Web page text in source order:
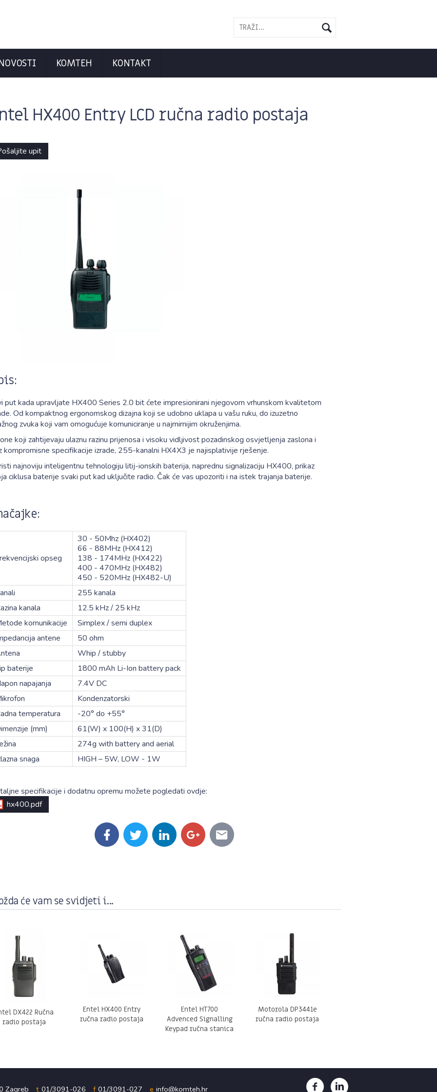
KOMTEH KONTAKT
HX400 Entry LCD ručna radio postaja
upit
put kada upravljate HX400 Series 2.0 bit ćete impresionirani njegovom vrhunskom kvalitetom
Od kompaktnog ergonomskog dizajna koji se udobno uklapa u vašu ruku, do izuzetno
zvuka koji vam omogućuje komuniciranje u najmirnijim okruženjima.
koji zahtijevaju ulaznu razinu prijenosa i visoku vidljivost pozadinskog osvjetljenja zaslona i
kompromisne specifikacije izrade, 255-kanalni HX4X3 je najisplativije rješenje.
najnoviju inteligentnu tehnologiju litij-ionskih baterija, naprednu signalizaciju HX400, prikaz
ciklusa baterije svaki put kad uključite radio. Čak će vas upozoriti i na istek trajanja baterije.
opseg
30 - 50Mhz (HX402)
66 - 88MHz (HX412)
138 - 174MHz (HX422)
400 - 470MHz (HX482)
450 - 520MHz (HX482-U)
255 kanala
kanala
12.5 kHz / 25 kHz
komunikacije
Simplex / semi duplex
antene
50 ohm
Whip / stubby
baterije
1800 mAh Li-Ion battery pack
napajanja
7.4V DC
Kondenzatorski
temperatura
-20° do +55°
(mm)
61(W) x 100(H) x 31(D)
274g with battery and aerial
snaga
HIGH – 5W, LOW - 1W
specifikacije i dodatnu opremu možete pogledati ovdje:
hx400.pdf
će vam se svidjeti i...
DX422 Ručna
radio postaja
Entel HX400 Entry
ručna radio postaja
Entel HT700
Advenced Signalling
Keypad ručna stanica
Motorola DP3441e
ručna radio postaja
Zagreb t 01/3091-026 f 01/3091-027 e info@komteh.hr